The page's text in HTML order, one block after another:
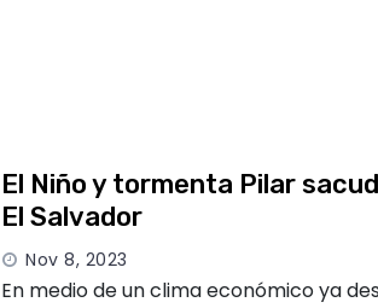
El Niño y tormenta Pilar
El Salvador
Nov 8, 2023
En medio de un clima económico ya